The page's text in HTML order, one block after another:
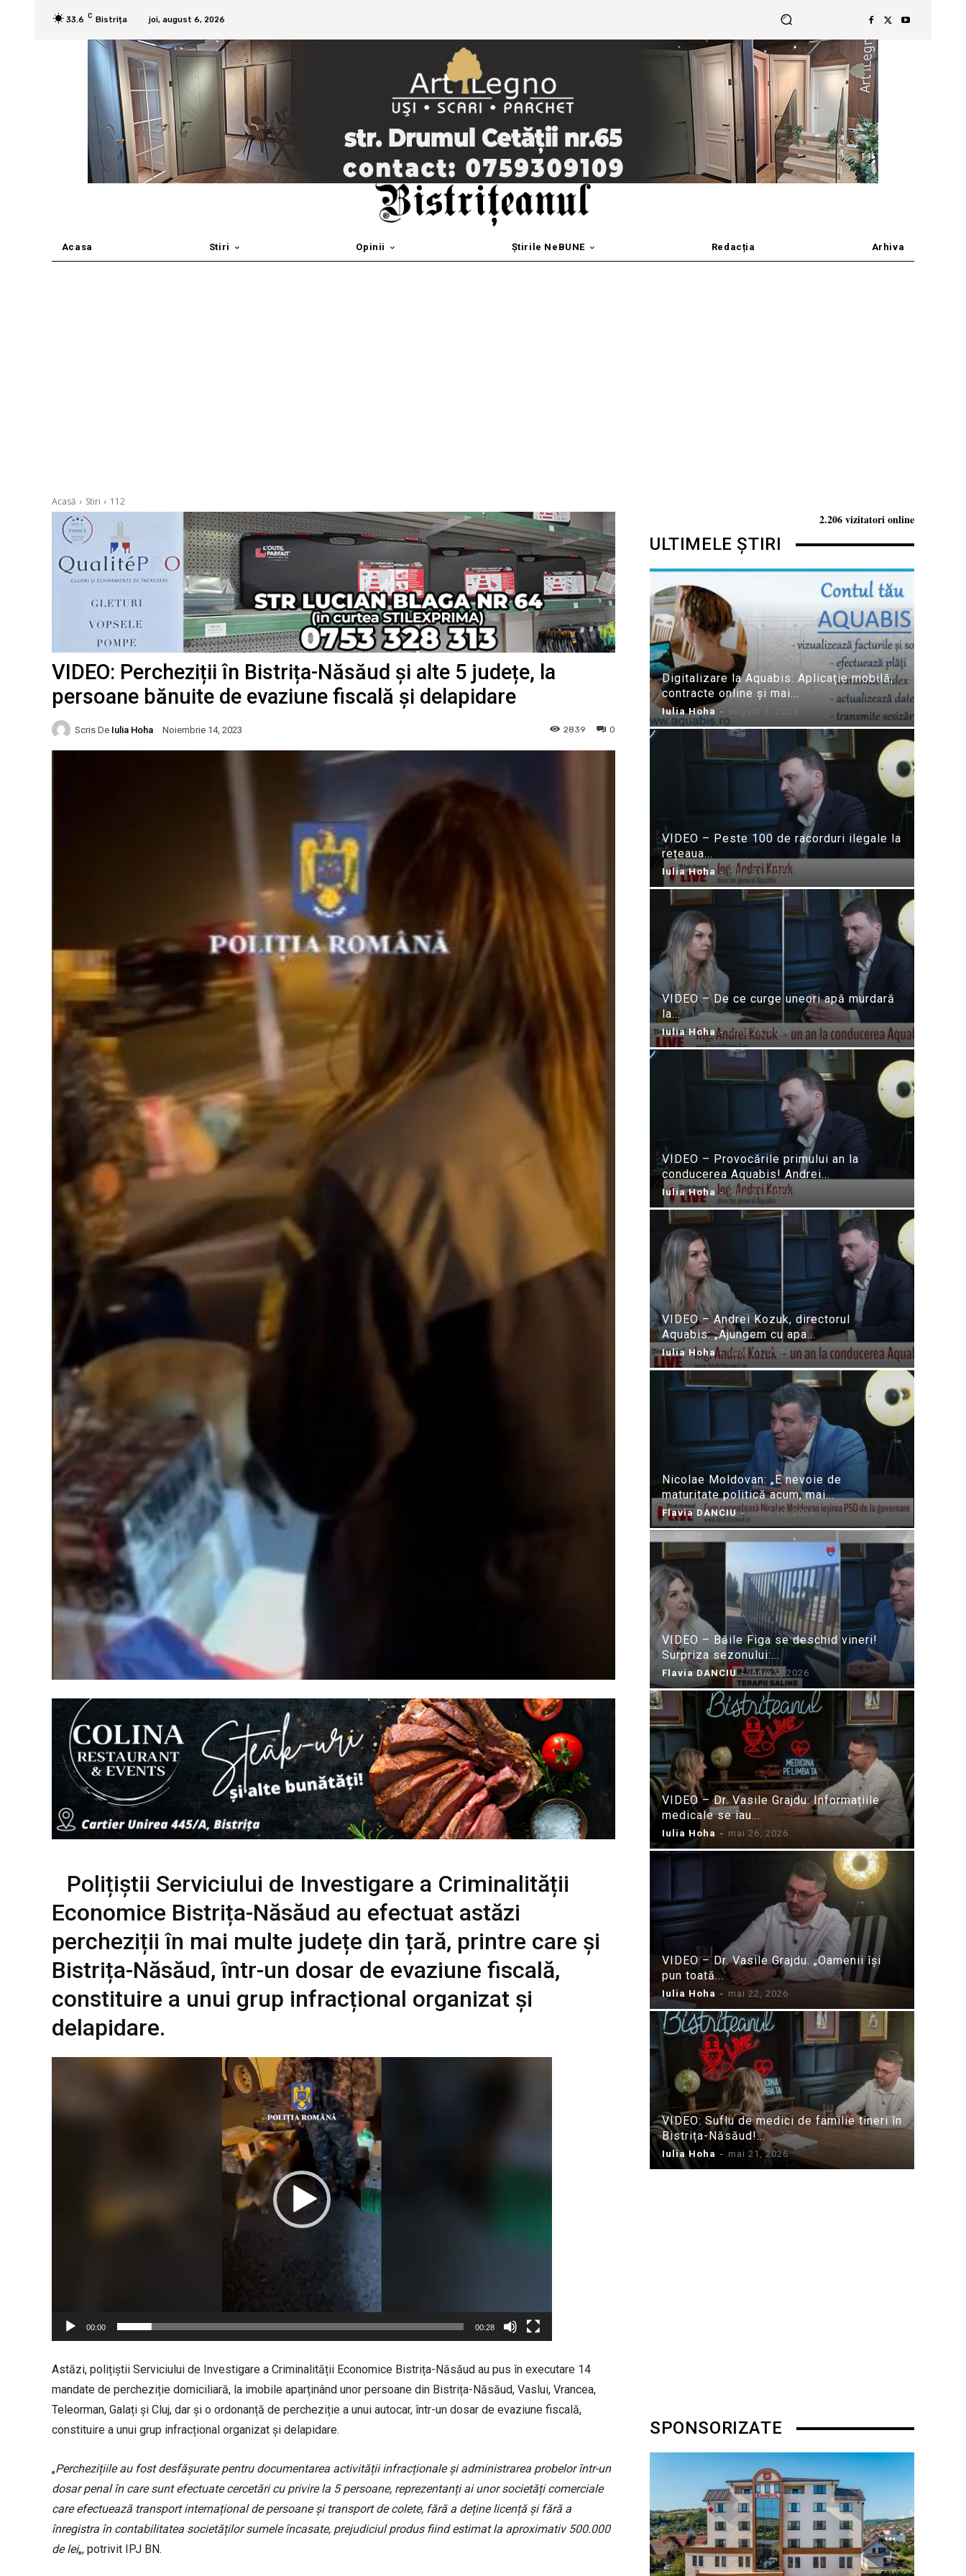
33.6 C Bistrița joi, august 6, 2026
Acasa Stiri Opinii Știrile NeBUNE Redacția Arhiva
Acasă Stiri 112
VIDEO: Percheziții în Bistrița-Năsăud și alte 5 județe, la
persoane bănuite de evaziune fiscală și delapidare
Scris De Iulia Hoha Noiembrie 14, 2023 0
2839
Polițiștii Serviciului de Investigare a Criminalității
Economice Bistrița-Năsăud au efectuat astăzi
percheziții în mai multe județe din țară, printre care și
Bistrița-Năsăud, într-un dosar de evaziune fiscală,
constituire a unui grup infracțional organizat și
delapidare.
00:00 00:28
Astăzi, polițiștii Serviciului de Investigare a Criminalității Economice Bistrița-Năsăud au pus în executare 14
mandate de percheziție domiciliară, la imobile aparținând unor persoane din Bistrița-Năsăud, Vaslui, Vrancea,
Teleorman, Galați și Cluj, dar și o ordonanță de percheziție a unui autocar, într-un dosar de evaziune fiscală,
constituire a unui grup infracțional organizat și delapidare.
„Perchezițiile au fost desfășurate pentru documentarea activității infracționale și administrarea probelor într-un
dosar penal în care sunt efectuate cercetări cu privire la 5 persoane, reprezentanți ai unor societăți comerciale
care efectuează transport internațional de persoane și transport de colete, fără a deține licență și fără a
înregistra în contabilitatea societăților sumele încasate, prejudiciul produs fiind estimat la aproximativ 500.000
de lei„, potrivit IPJ BN.
2.206 vizitatori online
ULTIMELE ȘTIRI
Digitalizare la Aquabis: Aplicație mobilă,
contracte online și mai...
Iulia Hoha - august 3, 2026
VIDEO – Peste 100 de racorduri ilegale la
rețeaua...
Iulia Hoha - iulie 31, 2026
VIDEO – De ce curge uneori apă murdară
la...
Iulia Hoha - iulie 24, 2026
VIDEO – Provocările primului an la
conducerea Aquabis! Andrei...
Iulia Hoha - iulie 21, 2026
VIDEO – Andrei Kozuk, directorul
Aquabis: „Ajungem cu apa...
Iulia Hoha - iulie 21, 2026
Nicolae Moldovan: „E nevoie de
maturitate politică acum, mai...
Flavia DANCIU - iunie 10, 2026
VIDEO – Băile Figa se deschid vineri!
Surpriza sezonului:...
Flavia DANCIU - iunie 9, 2026
VIDEO – Dr. Vasile Grajdu: Informațiile
medicale se iau...
Iulia Hoha - mai 26, 2026
VIDEO – Dr. Vasile Grajdu: „Oamenii își
pun toată...
Iulia Hoha - mai 22, 2026
VIDEO: Suflu de medici de familie tineri în
Bistrița-Năsăud!...
Iulia Hoha - mai 21, 2026
SPONSORIZATE